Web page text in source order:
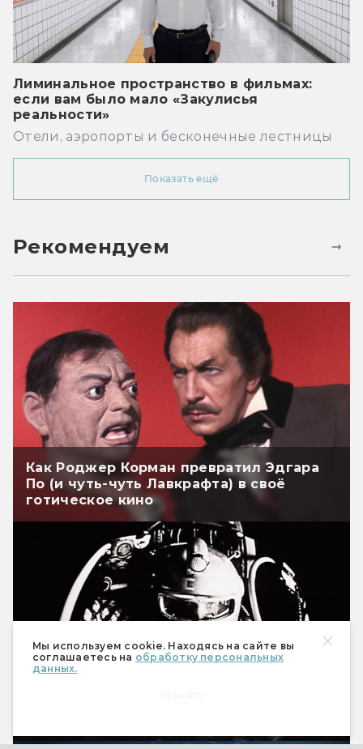
Мы используем cookie. Находясь на сайте вы
соглашаетесь на обработку персональных
данных.
Лиминальное пространство в фильмах:
если вам было мало «Закулисья
реальности»
Отели, аэропорты и бесконечные лестницы
Показать ещё
Рекомендуем
Как Роджер Корман превратил Эдгара
По (и чуть-чуть Лавкрафта) в своё
готическое кино